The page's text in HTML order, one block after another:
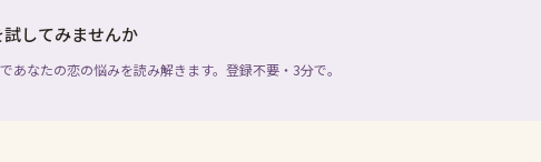
してみませんか
なたの恋の悩みを読み解きます。登録不要・3分で。